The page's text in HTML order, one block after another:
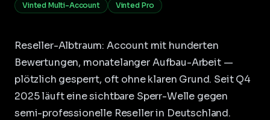
Vinted Multi-Account
Vinted Pro
Reseller-Albtraum: Account mit hunderten
Bewertungen, monatelanger Aufbau-Arbeit —
plötzlich gesperrt, oft ohne klaren Grund. Seit Q4
2025 läuft eine sichtbare Sperr-Welle gegen
semi-professionelle Reseller in Deutschland.